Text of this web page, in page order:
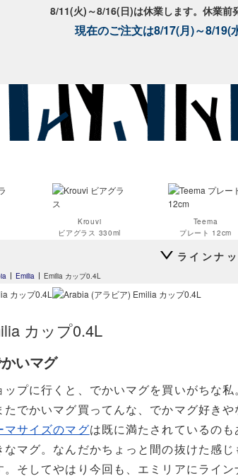
8/11(火)～8/16(日)は休業します。休業前
現在のご注文は8/17(月)～8/19(
Krouvi
ビアグラス 330ml
Teema
プレート 12cm
ラインナ
Emilia Emilia カップ0.4L
カップ0.4L
いマグ
ップに行くと、でかいマグを買いがちな私
たでかいマグ買ってんな、でかマグ好きや
マサイズのマグは既に満たされているのも
なマグ。なんだかちょっと間の抜けた感じ
。そしてやはり今回も、エミリアにライン